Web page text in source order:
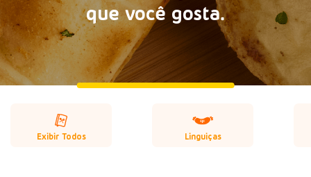
que você gosta.
Exibir Todos Linguiças